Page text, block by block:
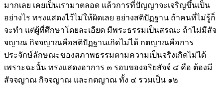
มากเลย เคยเป็นเรามาตลอด แล้วการที่ปัญญาจะเจริญขึ้นเป็น
อย่างไร ทรงแสดงไว้ไม่ให้ผิดเลย อย่างสติปัฏฐาน ถ้าคนที่ไม่รู้ก็
จะทำ แต่ผู้ที่ศึกษาโดยละเอียด มีพระธรรมเป็นสรณะ ถ้าไม่มีสัจ
จญาณ กิจจญาณคือสติปัฏฐานเกิดไม่ได้ กตญาณคือการ
ประจักษ์ลักษณะของสภาพธรรมตามความเป็นจริงเกิดไม่ได้
เพราะฉะนั้น ทรงแสดงอาการ ๓ รอบของอริยสัจจ์ ๔ คือ ต้องมี
สัจจญาณ กิจจญาณ และกตญาณ ทั้ง ๔ รวมเป็น ๑๒